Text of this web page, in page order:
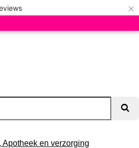
×
Apotheek en verzorging